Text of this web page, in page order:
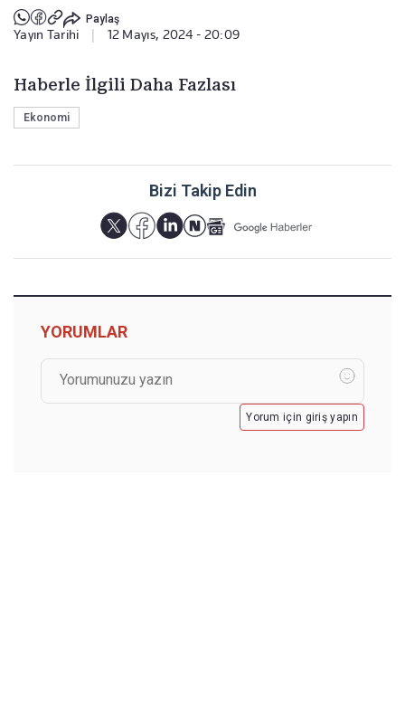
Paylaş
Yayın Tarihi 12 Mayıs, 2024 - 20:09
Haberle İlgili Daha Fazlası
Ekonomi
Bizi Takip Edin
YORUMLAR
Yorum için giriş yapın